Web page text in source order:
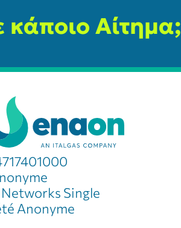
κάποιο Αίτημα;
Single
Anonyme